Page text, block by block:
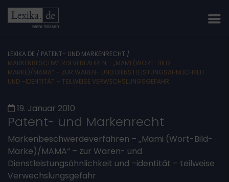
LEXIKA.DE / PATENT- UND MARKENRECHT /
MARKENBESCHWERDEVERFAHREN – „MAMI (WORT-BILD-
MARKE)/MAMA“ – ZUR WAREN- UND DIENSTLEISTUNGSÄHNLICHKEIT
UND –IDENTITÄT – TEILWEISE VERWECHSLUNGSGEFAHR
19. Januar 2010
Patent- und Markenrecht
Markenbeschwerdeverfahren – „Mami (Wort-Bild-
Marke)/MAMA“ – zur Waren- und
Dienstleistungsähnlichkeit und –identität – teilweise
Verwechslungsgefahr